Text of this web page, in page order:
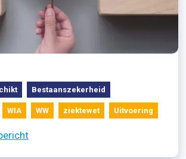
periode prima,
terugwerkende
Bestaanszekerheid
WIA WW ziektewet Uitvoering